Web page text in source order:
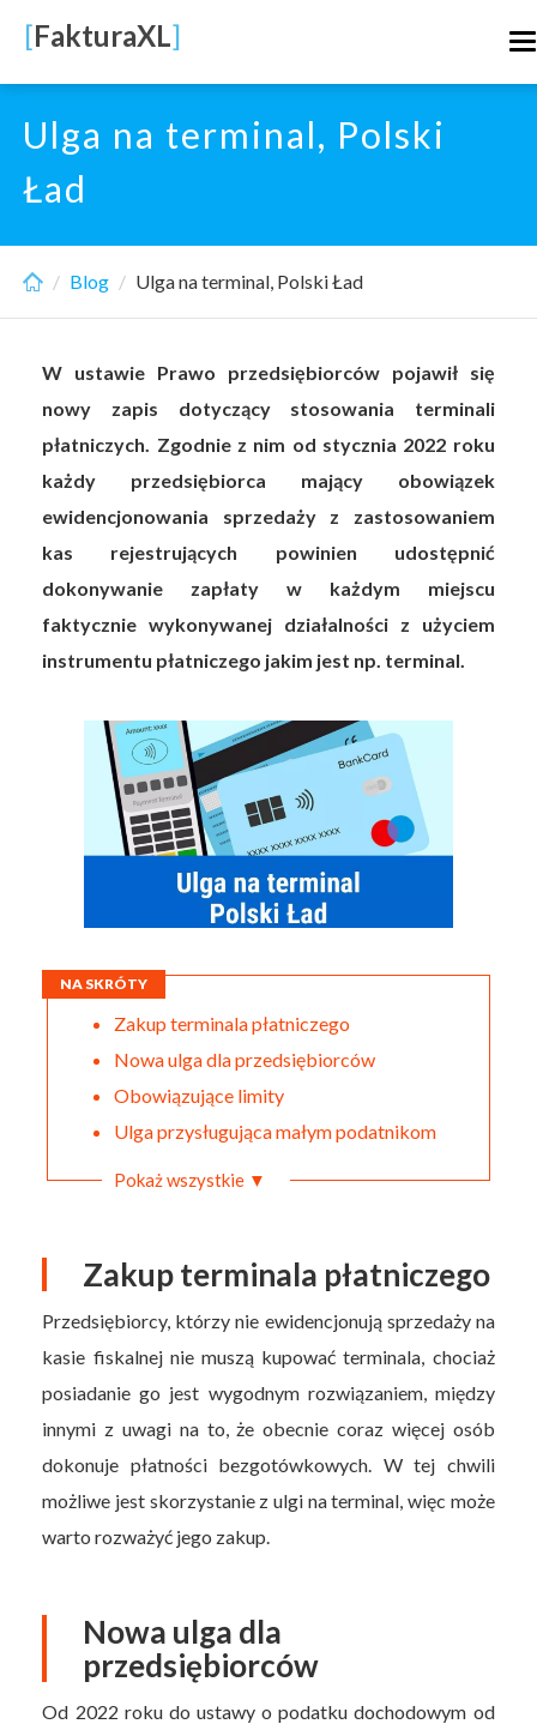
main
content
[FakturaXL]
Ulga na terminal, Polski
Ład
Blog Ulga na terminal, Polski Ład
W ustawie Prawo przedsiębiorców pojawił się
nowy zapis dotyczący stosowania terminali
płatniczych. Zgodnie z nim od stycznia 2022 roku
każdy przedsiębiorca mający obowiązek
ewidencjonowania sprzedaży z zastosowaniem
kas rejestrujących powinien udostępnić
dokonywanie zapłaty w każdym miejscu
faktycznie wykonywanej działalności z użyciem
instrumentu płatniczego jakim jest np. terminal.
NA SKRÓTY
Zakup terminala płatniczego
Nowa ulga dla przedsiębiorców
Obowiązujące limity
Ulga przysługująca małym podatnikom
Pokaż wszystkie ▼
Zakup terminala płatniczego
Przedsiębiorcy, którzy nie ewidencjonują sprzedaży na
kasie fiskalnej nie muszą kupować terminala, chociaż
posiadanie go jest wygodnym rozwiązaniem, między
innymi z uwagi na to, że obecnie coraz więcej osób
dokonuje płatności bezgotówkowych. W tej chwili
możliwe jest skorzystanie z ulgi na terminal, więc może
warto rozważyć jego zakup.
Nowa ulga dla
przedsiębiorców
Od 2022 roku do ustawy o podatku dochodowym od